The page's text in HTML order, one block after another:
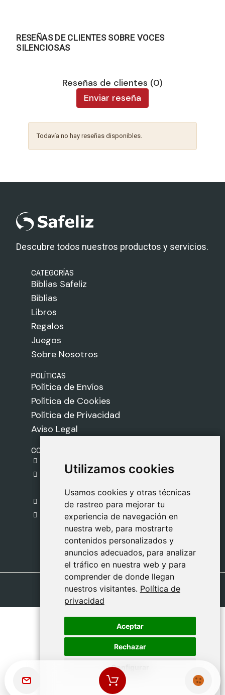
Utilizamos cookies
Usamos cookies y otras técnicas
de rastreo para mejorar tu
experiencia de navegación en
nuestra web, para mostrarte
contenidos personalizados y
anuncios adecuados, para analizar
el tráfico en nuestra web y para
comprender de donde llegan
nuestros visitantes. Política de
privacidad
Aceptar
Rechazar
Configurar
Utilizamos cookies
Usamos cookies y otras técnicas
de rastreo para mejorar tu
experiencia de navegación en
nuestra web, para mostrarte
contenidos personalizados y
anuncios adecuados, para analizar
el tráfico en nuestra web y para
comprender de donde llegan
nuestros visitantes. Política de
privacidad
Aceptar
Rechazar
Configurar
RESEÑAS DE CLIENTES SOBRE VOCES
SILENCIOSAS
Reseñas de clientes (0)
Enviar reseña
Todavía no hay reseñas disponibles.
Descubre todos nuestros productos y servicios.
CATEGORÍAS
Biblias Safeliz
Biblias
Libros
Regalos
Juegos
Sobre Nosotros
POLÍTICAS
Política de Envíos
Política de Cookies
Política de Privacidad
Aviso Legal
CONTACTO
C. del Pradillo, 6, 28770 Colmenar Viejo,
Madrid
918 459 877
Lunes a Viernes
09:00 - 13:00